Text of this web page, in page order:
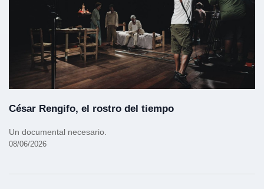
César Rengifo, el rostro del tiempo
Un documental necesario.
08/06/2026